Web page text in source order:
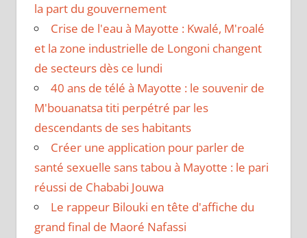
la part du gouvernement
Crise de l'eau à Mayotte : Kwalé, M'roalé
et la zone industrielle de Longoni changent
de secteurs dès ce lundi
40 ans de télé à Mayotte : le souvenir de
M'bouanatsa titi perpétré par les
descendants de ses habitants
Créer une application pour parler de
santé sexuelle sans tabou à Mayotte : le pari
réussi de Chababi Jouwa
Le rappeur Bilouki en tête d'affiche du
grand final de Maoré Nafassi